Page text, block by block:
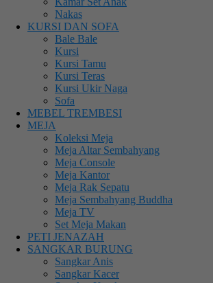
Nakas
KURSI DAN SOFA
Bale Bale
Kursi
Kursi Tamu
Kursi Teras
Kursi Ukir Naga
Sofa
MEBEL TREMBESI
MEJA
Koleksi Meja
Meja Altar Sembahyang
Meja Console
Meja Kantor
Meja Rak Sepatu
Meja Sembahyang Buddha
Meja TV
Set Meja Makan
PETI JENAZAH
SANGKAR BURUNG
Sangkar Anis
Sangkar Kacer